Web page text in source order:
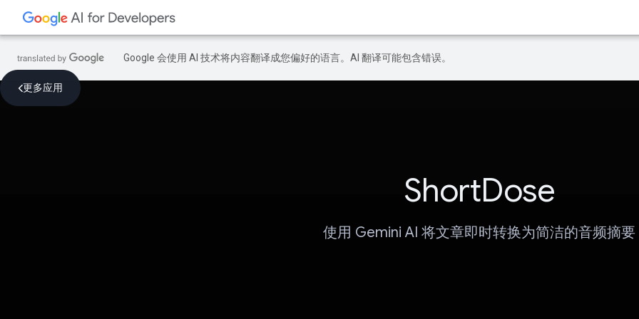
Google 会使用 AI 技术将内容翻译成您偏好的语言。AI 翻译可能包含错误。
更多应用
ShortDose
使用 Gemini AI 将文章即时转换为简洁的音频摘要